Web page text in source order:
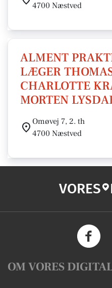
4700 Næstved
ALMENT
LÆGER
CHARLOTTE
MORTEN
Omøvej 7, 2. th
4700 Næstved
VORES
OM VORES